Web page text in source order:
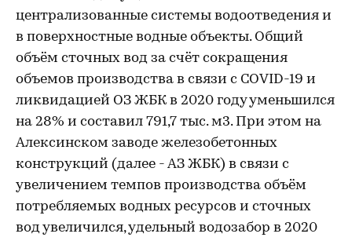
централизованные системы водоотведения и
в поверхностные водные объекты. Общий
объём сточных вод за счёт сокращения
объемов производства в связи с COVID-19 и
ликвидацией ОЗ ЖБК в 2020 году уменьшился
на 28% и составил 791,7 тыс. м3. При этом на
Алексинском заводе железобетонных
конструкций (далее - АЗ ЖБК) в связи с
увеличением темпов производства объём
потребляемых водных ресурсов и сточных
вод увеличился, удельный водозабор в 2020